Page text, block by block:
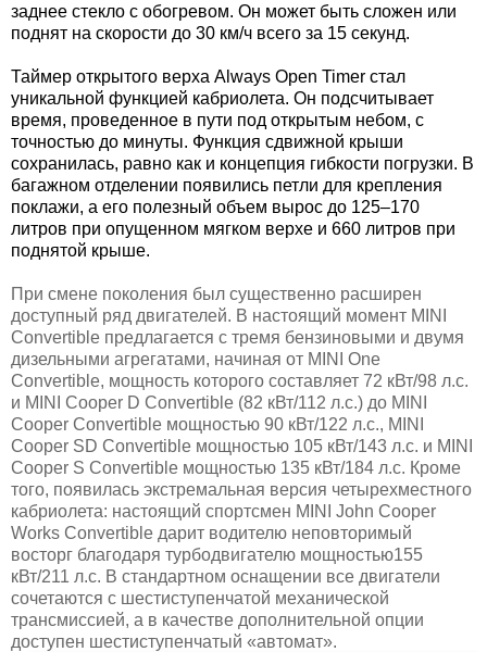
заднее стекло с обогревом. Он может быть сложен или
поднят на скорости до 30 км/ч всего за 15 секунд.
Таймер открытого верха Always Open Timer стал
уникальной функцией кабриолета. Он подсчитывает
время, проведенное в пути под открытым небом, с
точностью до минуты. Функция сдвижной крыши
сохранилась, равно как и концепция гибкости погрузки. В
багажном отделении появились петли для крепления
поклажи, а его полезный объем вырос до 125–170
литров при опущенном мягком верхе и 660 литров при
поднятой крыше.
При смене поколения был существенно расширен
доступный ряд двигателей. В настоящий момент MINI
Convertible предлагается с тремя бензиновыми и двумя
дизельными агрегатами, начиная от MINI One
Convertible, мощность которого составляет 72 кВт/98 л.с.
и MINI Cooper D Convertible (82 кВт/112 л.с.) до MINI
Cooper Convertible мощностью 90 кВт/122 л.с., MINI
Cooper SD Convertible мощностью 105 кВт/143 л.с. и MINI
Cooper S Convertible мощностью 135 кВт/184 л.с. Кроме
того, появилась экстремальная версия четырехместного
кабриолета: настоящий спортсмен MINI John Cooper
Works Convertible дарит водителю неповторимый
восторг благодаря турбодвигателю мощностью155
кВт/211 л.с. В стандартном оснащении все двигатели
сочетаются с шестиступенчатой механической
трансмиссией, а в качестве дополнительной опции
доступен шестиступенчатый «автомат».